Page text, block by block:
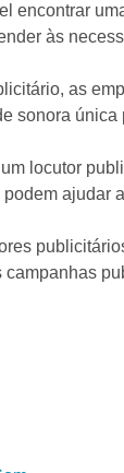
encontrar
às
as
sonora única
locutor
ajudar